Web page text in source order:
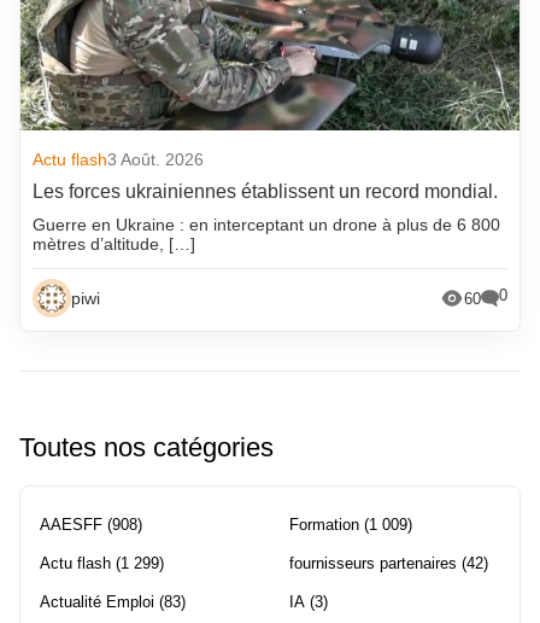
Actu flash3 Août. 2026
Les forces ukrainiennes établissent un record mondial.
Guerre en Ukraine : en interceptant un drone à plus de 6 800
mètres d’altitude, […]
piwi 60 0
Toutes nos catégories
AAESFF (908)
Actu flash (1 299)
Actualité Emploi (83)
Formation (1 009)
fournisseurs partenaires (42)
IA (3)